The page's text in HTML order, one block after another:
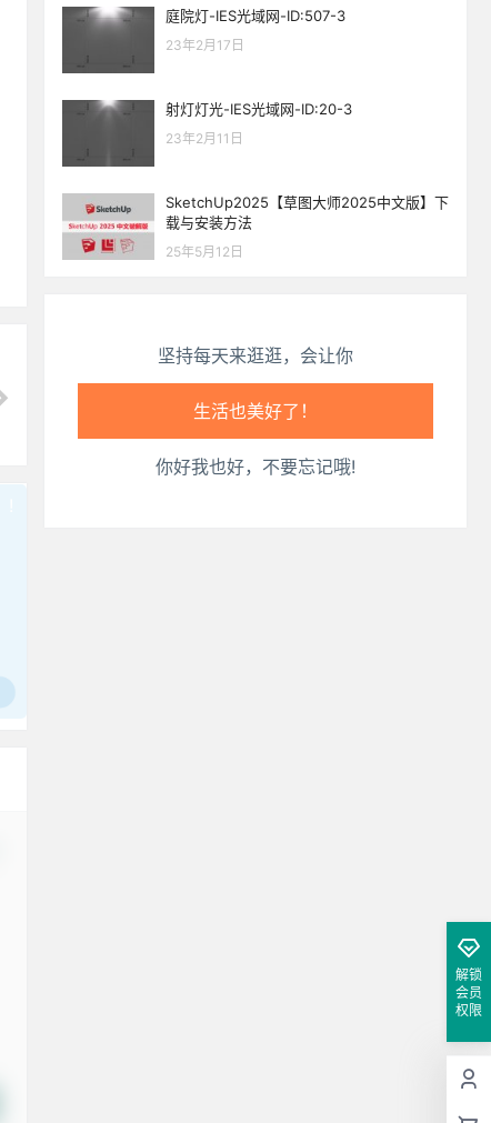
庭院灯-IES光域网-ID:507-3
23年2月17日
射灯灯光-IES光域网-ID:20-3
23年2月11日
SketchUp2025【草图大师2025中文版】下
载与安装方法
25年5月12日
坚持每天来逛逛，会让你
生活也美好了！
走路也有劲了！
腰也不酸了！
工作也轻松了！
你好我也好，不要忘记哦!
解锁
会员
权限